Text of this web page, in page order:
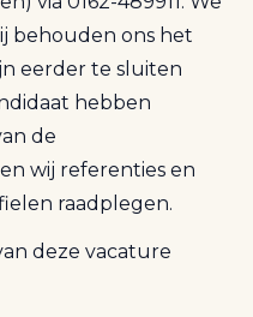
behouden ons het
eerder te sluiten
hebben
de
wij referenties en
raadplegen.
deze vacature